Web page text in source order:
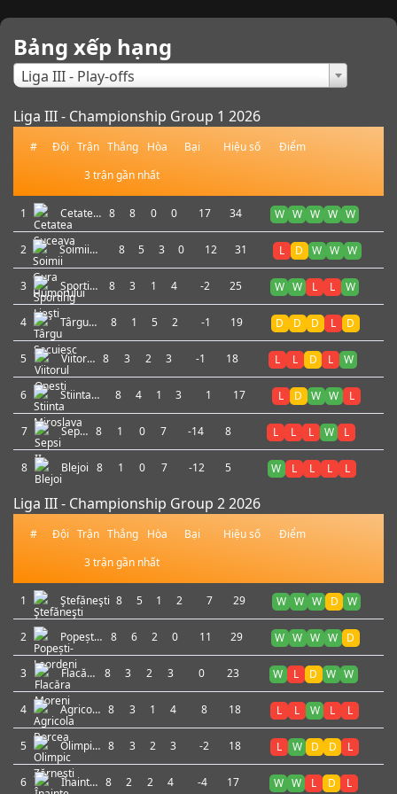
Bảng xếp hạng
Liga III - Play-offs
Liga III - Championship Group 1 2026
# Đội Trận Thắng Hòa Bại Hiệu số
Điểm
3 trận gần nhất
1
Cetatea
Suceava
8 8 0 0 17 34 W W W W W
2
Soimii
Gura
Humorului
8 5 3 0 12 31 L D W W W
3
Sporting
Lieşti
8 3 1 4 -2 25 W W L L W
4
Târgu
Secuiesc
8 1 5 2 -1 19 D D D L D
5
Viitorul
Onesti
8 3 2 3 -1 18 L L D L W
6
Stiinta
Miroslava
8 4 1 3 1 17 L D W W L
7
Sepsi
II
8 1 0 7 -14 8 L L L W L
8 Blejoi 8 1 0 7 -12 5 W L L L L
Liga III - Championship Group 2 2026
# Đội Trận Thắng Hòa Bại Hiệu số
Điểm
3 trận gần nhất
1 Ştefăneşti 8 5 1 2 7 29 W W W D W
2
Popești-
Leordeni
8 6 2 0 11 29 W W W W D
3
Flacăra
Moreni
8 3 2 3 0 23 W L D W W
4
Agricola
Borcea
8 3 1 4 8 18 L L W L L
5
Olimpic
Zărneşti
8 3 2 3 -2 18 L W D D L
6
Înainte
8 2 2 4 -4 17 W W L D L